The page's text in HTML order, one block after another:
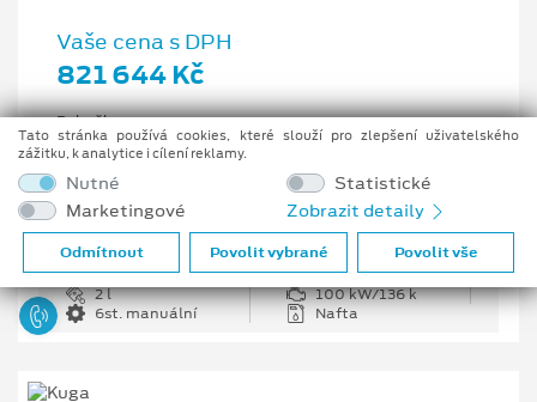
Vaše cena s DPH
821 644 Kč
Pobočka
Opava
1 226 335 Kč
Cenové zvýhodnění
404 691 Kč
2 l
100 kW/136 k
6st. manuální
Nafta
Tato stránka používá cookies, které slouží pro zlepšení uživatelského
zážitku, k analytice i cílení reklamy.
Nutné
Statistické
Marketingové
Zobrazit detaily
Odmítnout Povolit vybrané Povolit vše